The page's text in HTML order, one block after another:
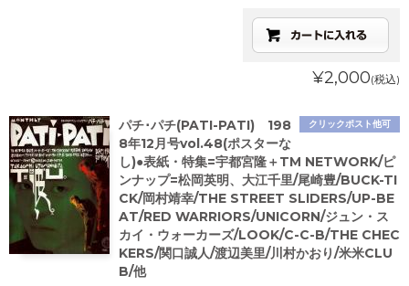
¥2,000(税込)
クリックポスト他可
パチ･パチ(PATI-PATI) 198
8年12月号vol.48(ポスターな
し)●表紙・特集=宇都宮隆＋TM NETWORK/ピ
ンナップ=松岡英明、大江千里/尾崎豊/BUCK-TI
CK/岡村靖幸/THE STREET SLIDERS/UP-BE
AT/RED WARRIORS/UNICORN/ジュン・ス
カイ・ウォーカーズ/LOOK/C-C-B/THE CHEC
KERS/関口誠人/渡辺美里/川村かおり/米米CLU
B/他